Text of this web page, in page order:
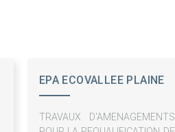
EPA ECOVALLEE PLAINE
TRAVAUX D'AMENAGEMENTS